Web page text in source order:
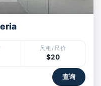
尺租/尺价
$20
查询